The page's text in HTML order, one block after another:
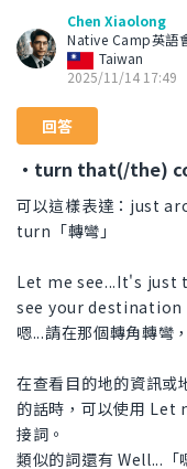
Chen Xiaolong
Native Camp英語
Taiwan
2025/11/14 17:49
回答
・turn that(/the)
可以這樣表達：just
turn「轉彎」
Let me see...It's
see your destination
嗯...請在那個轉角轉彎
在查看目的地的資訊或
的話時，可以使用 Let
接詞。
類似的詞還有 Well...「